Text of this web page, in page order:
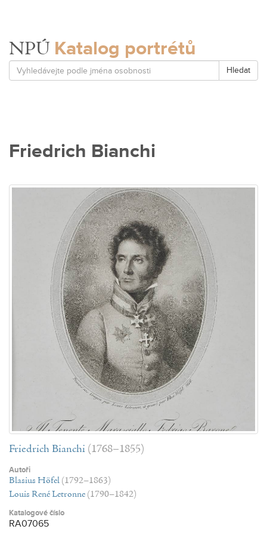
NPÚ Katalog portrétů
Hledat
Friedrich Bianchi
Friedrich Bianchi (1768–1855)
Autoři
Blasius Höfel (1792–1863)
Louis René Letronne (1790–1842)
Katalogové číslo
RA07065